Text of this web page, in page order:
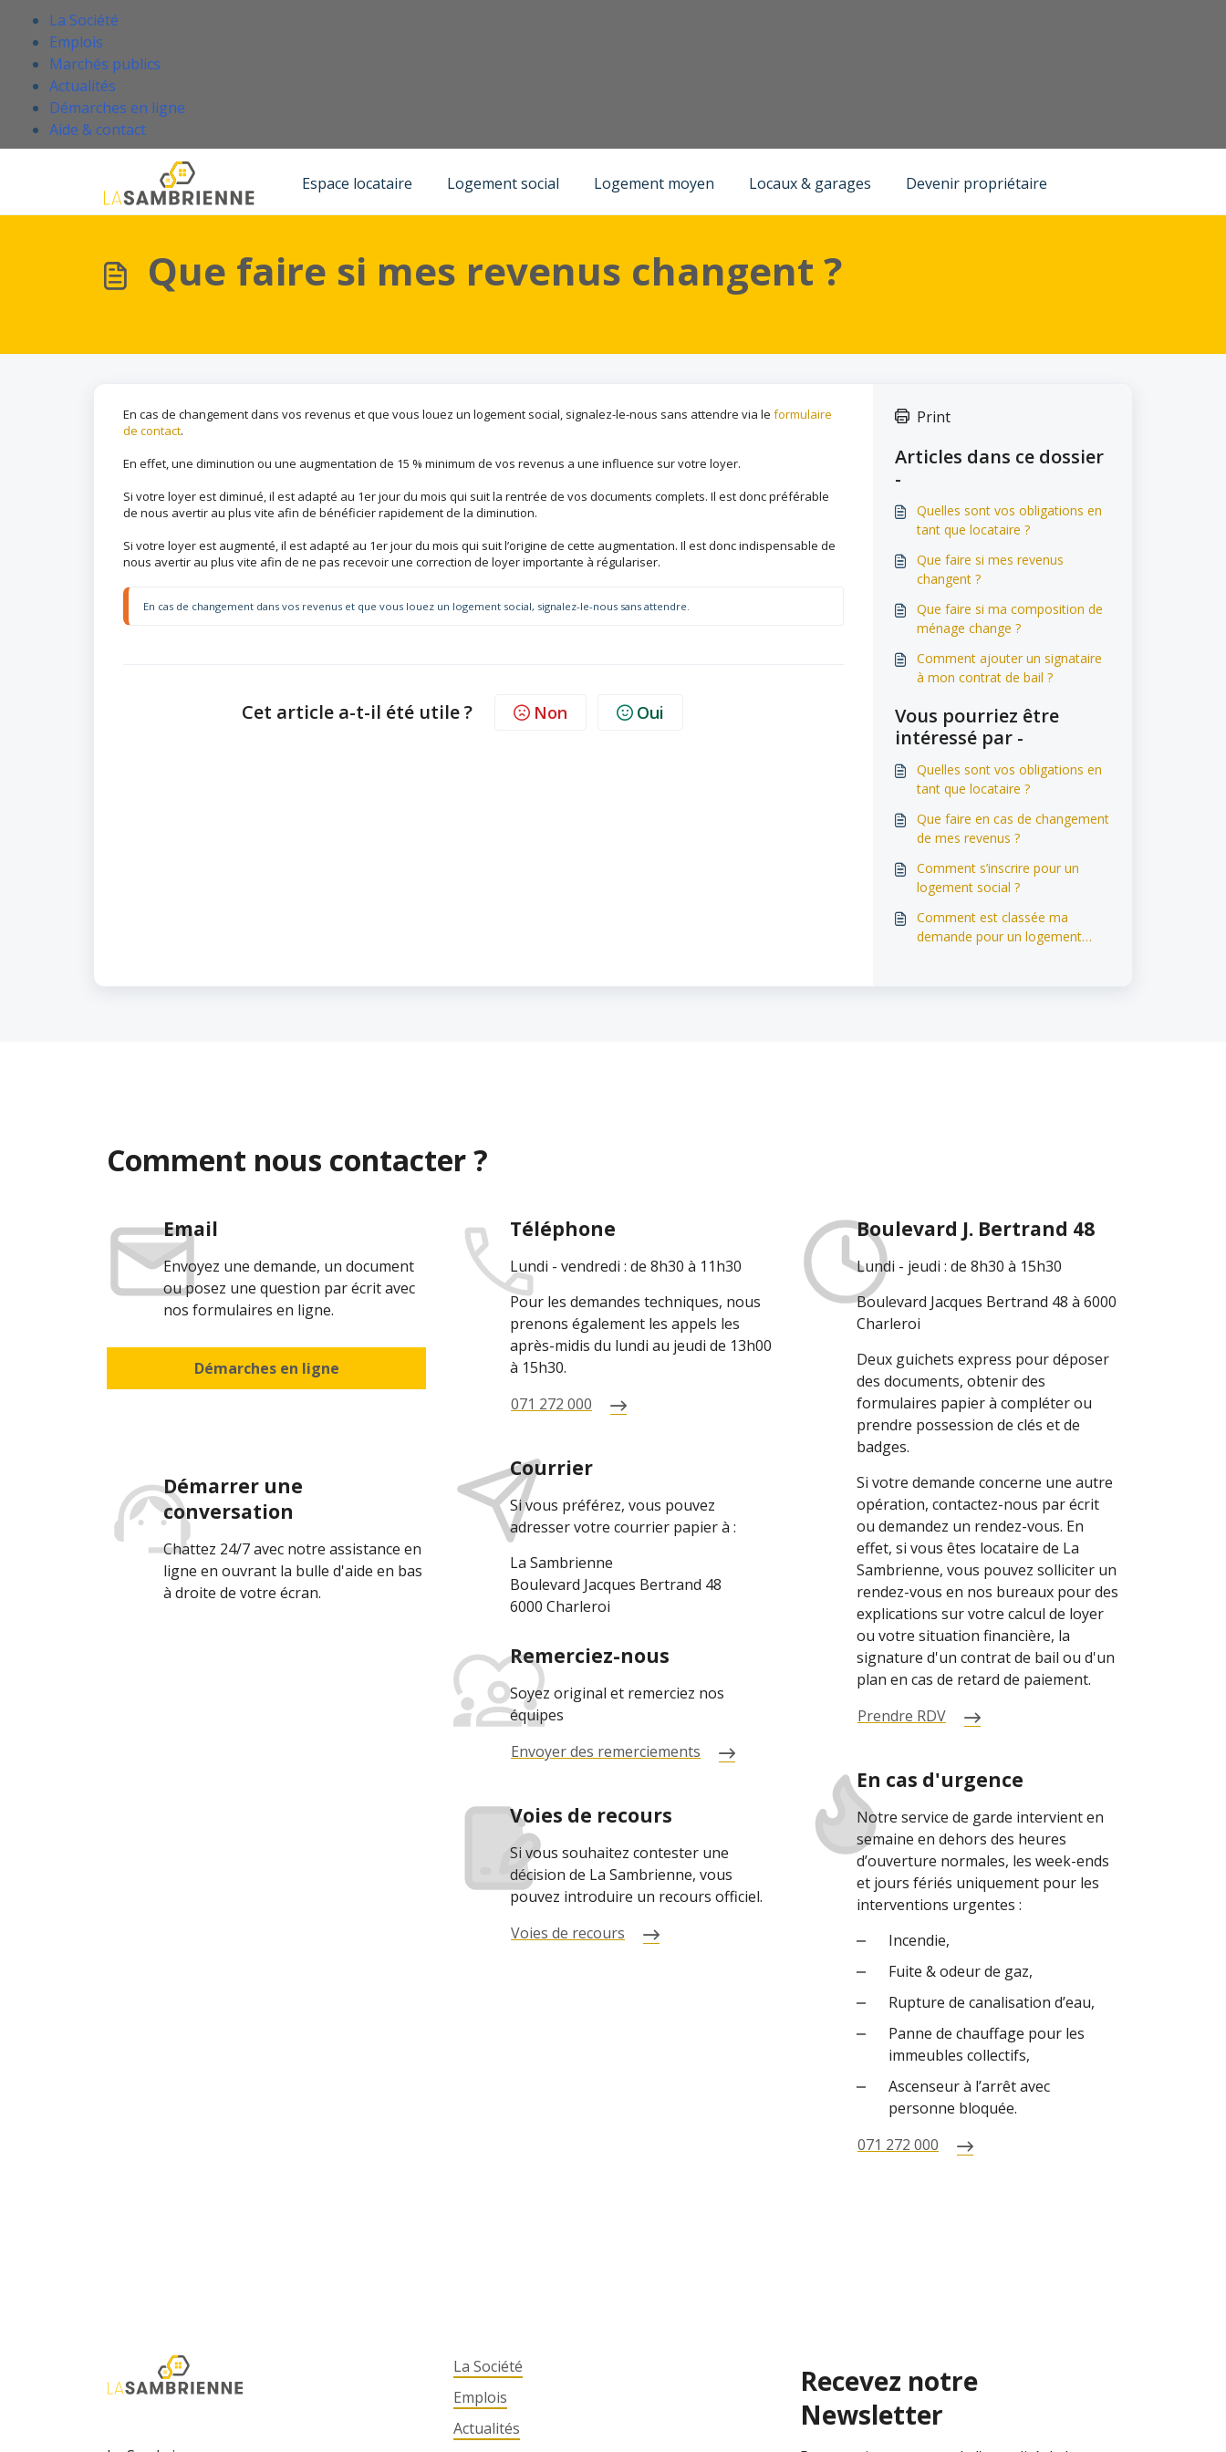
La Société
Emplois
Marchés publics
Actualités
Démarches en ligne
Aide & contact(Ce lien s'ouvre dans un nouvel onglet)
Espace locataire Logement social Logement moyen Locaux & garages Devenir propriétaire
Base de connaissances
Que faire si mes revenus changent ?
En cas de changement dans vos revenus et que vous louez un logement social, signalez-le-nous sans attendre via le formulaire
de contact.
En effet, une diminution ou une augmentation de 15 % minimum de vos revenus a une influence sur votre loyer.
Si votre loyer est diminué, il est adapté au 1er jour du mois qui suit la rentrée de vos documents complets. Il est donc préférable
de nous avertir au plus vite afin de bénéficier rapidement de la diminution.
Si votre loyer est augmenté, il est adapté au 1er jour du mois qui suit l’origine de cette augmentation. Il est donc indispensable de
nous avertir au plus vite afin de ne pas recevoir une correction de loyer importante à régulariser.
En cas de changement dans vos revenus et que vous louez un logement social, signalez-le-nous sans attendre.
Cet article a-t-il été utile ? Non Oui
Print
Articles dans ce dossier
-
Quelles sont vos obligations en
tant que locataire ?
Que faire si mes revenus
changent ?
Que faire si ma composition de
ménage change ?
Comment ajouter un signataire
à mon contrat de bail ?
Vous pourriez être
intéressé par -
Quelles sont vos obligations en
tant que locataire ?
Que faire en cas de changement
de mes revenus ?
Comment s’inscrire pour un
logement social ?
Comment est classée ma
demande pour un logement